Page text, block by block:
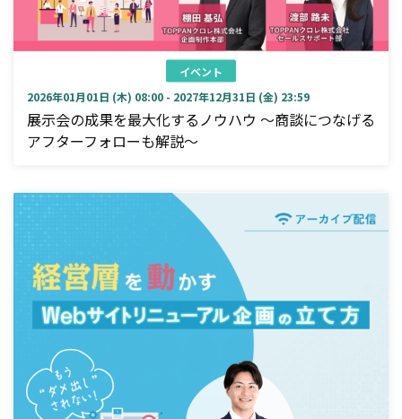
イベント
2026年01月01日 (木) 08:00 - 2027年12月31日 (金) 23:59
展示会の成果を最大化するノウハウ ～商談につなげる
アフターフォローも解説～